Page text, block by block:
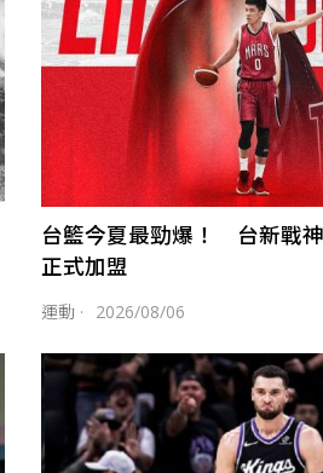
台籃今夏最勁爆！ 台新戰
正式加盟
運動 · 2026/08/06